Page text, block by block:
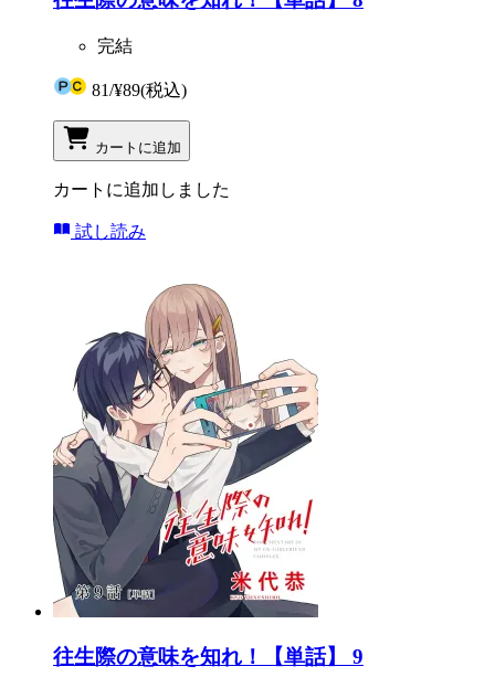
完結
81/¥89(税込)
カートに追加
カートに追加しました
試し読み
往生際の意味を知れ！【単話】 9